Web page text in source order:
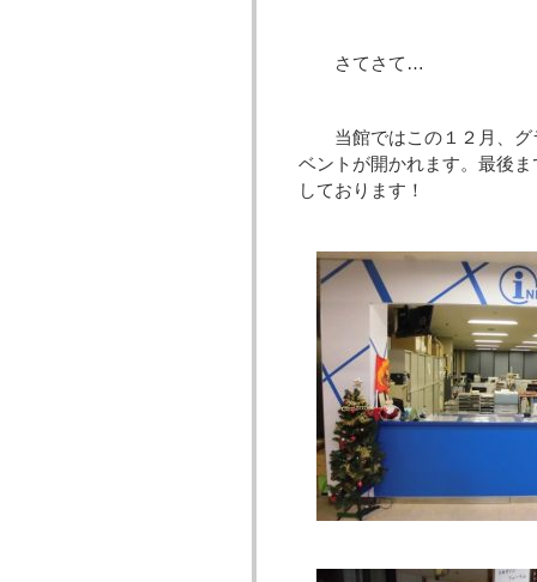
さてさて…
当館ではこの１２月、グ
ベントが開かれます。最後
しております！